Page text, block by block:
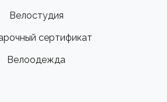
Велостудия
сертификат
Велоодежда